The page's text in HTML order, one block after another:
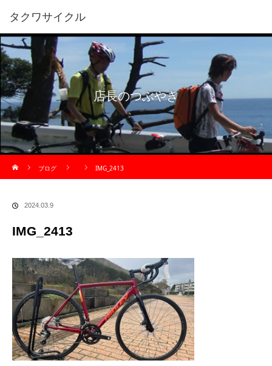
タクワサイクル
店長のつぶやき
ブログ
IMG_2413
2024.03.9
IMG_2413